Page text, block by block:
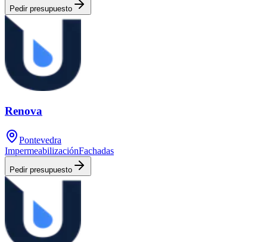
Pedir presupuesto
Renova
Pontevedra
ImpermeabilizaciónFachadas
Pedir presupuesto